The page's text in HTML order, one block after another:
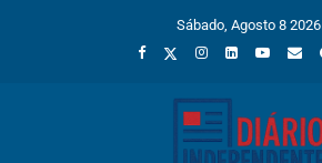
Sábado, Agosto 8 2026